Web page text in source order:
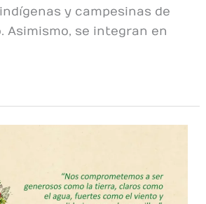
y campesinas de
Asimismo, se integran en